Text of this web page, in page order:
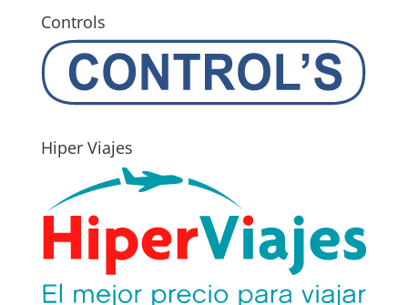
Controls
Hiper Viajes